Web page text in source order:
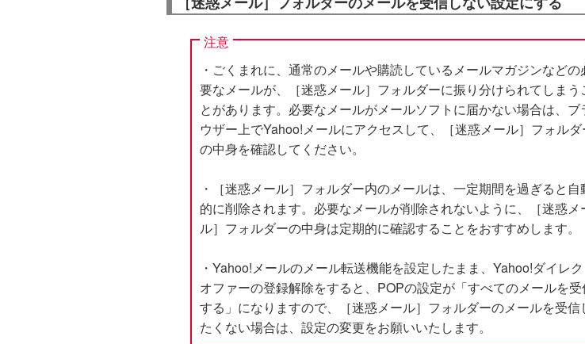
注意
・ごくまれに、通常のメールや購読しているメールマガジンなどの
要なメールが、［迷惑メール］フォルダーに振り分けられてしまう
とがあります。必要なメールがメールソフトに届かない場合は、ブ
ウザー上でYahoo!メールにアクセスして、［迷惑メール］フォルダ
の中身を確認してください。
・［迷惑メール］フォルダー内のメールは、一定期間を過ぎると自
的に削除されます。必要なメールが削除されないように、［迷惑メ
ル］フォルダーの中身は定期的に確認することをおすすめします。
・Yahoo!メールのメール転送機能を設定したまま、Yahoo!ダイレク
オファーの登録解除をすると、POPの設定が「すべてのメールを受
する」になりますので、［迷惑メール］フォルダーのメールを受信
たくない場合は、設定の変更をお願いいたします。